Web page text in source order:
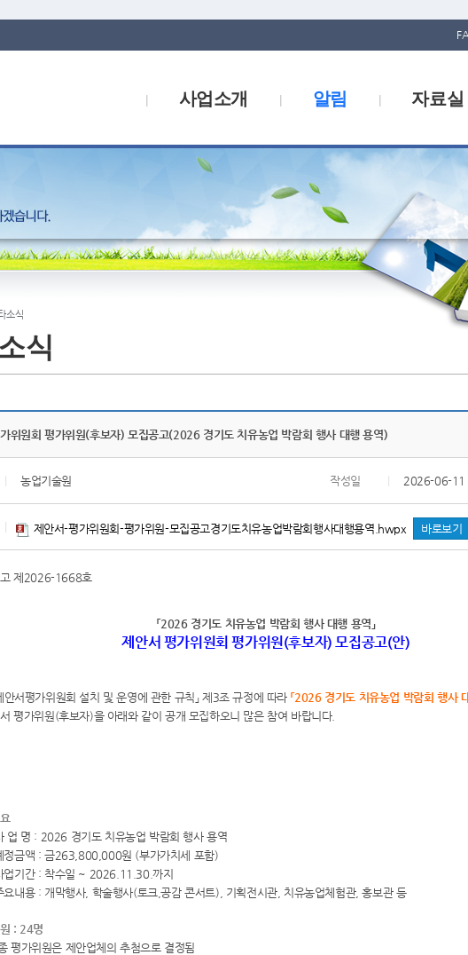
경
자료실
알림
사업소개
소식
식
위원회 평가위원(후보자) 모집공고(2026 경기도 치유농업 박람회 행사 대행 용역)
농업기술원 작성일 2026-06-11
제안서-평가위원회-평가위원-모집공고경기도치유농업박람회행사대행용역.hwpx 바로보기
고 제2026-1668호
「2026 경기도 치유농업 박람회 행사 대행 용역」
제안서 평가위원회 평가위원(후보자) 모집공고(안)
안서평가위원회 설치 및 운영에 관한 규칙」 제3조 규정에 따라 「2026 경기도 치유농업 박람회 행사
평가위원(후보자)을 아래와 같이 공개 모집하오니 많은 참여 바랍니다.
업 명 : 2026 경기도 치유농업 박람회 행사 용역
정금액 : 금263,800,000원 (부가가치세 포함)
업기간 : 착수일 ~ 2026.11.30.까지
요내용 : 개막행사, 학술행사(토크,공감 콘서트), 기획전시관, 치유농업체험관, 홍보관 등
: 24명
평가위원은 제안업체의 추첨으로 결정됨